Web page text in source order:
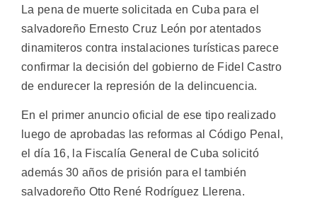
La pena de muerte solicitada en Cuba para el
salvadoreño Ernesto Cruz León por atentados
dinamiteros contra instalaciones turísticas parece
confirmar la decisión del gobierno de Fidel Castro
de endurecer la represión de la delincuencia.
En el primer anuncio oficial de ese tipo realizado
luego de aprobadas las reformas al Código Penal,
el día 16, la Fiscalía General de Cuba solicitó
además 30 años de prisión para el también
salvadoreño Otto René Rodríguez Llerena.